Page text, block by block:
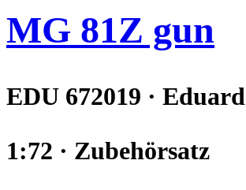
MG 81Z gun
EDU 672019 · Eduard
1:72 · Zubehörsatz